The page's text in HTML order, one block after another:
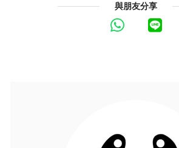
與朋友分享